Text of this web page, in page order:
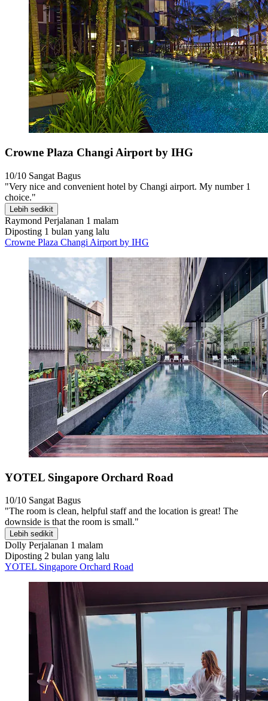
Crowne Plaza Changi Airport by IHG
10/10 Sangat Bagus
"Very nice and convenient hotel by Changi airport. My number 1
choice."
Lebih sedikit
Raymond Perjalanan 1 malam
Diposting 1 bulan yang lalu
Crowne Plaza Changi Airport by IHG
YOTEL Singapore Orchard Road
10/10 Sangat Bagus
"The room is clean, helpful staff and the location is great! The
downside is that the room is small."
Lebih sedikit
Dolly Perjalanan 1 malam
Diposting 2 bulan yang lalu
YOTEL Singapore Orchard Road